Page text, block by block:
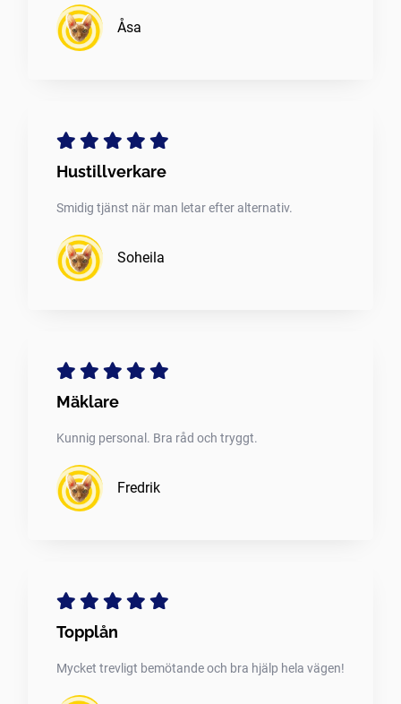
Åsa
Hustillverkare
Smidig tjänst när man letar efter alternativ.
Soheila
Mäklare
Kunnig personal. Bra råd och tryggt.
Fredrik
Topplån
Mycket trevligt bemötande och bra hjälp hela vägen!